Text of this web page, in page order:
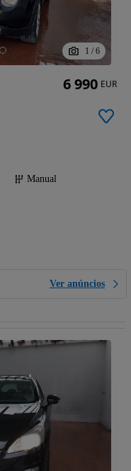
1 / 6
Manual
Ver anúncios
6 990 EUR